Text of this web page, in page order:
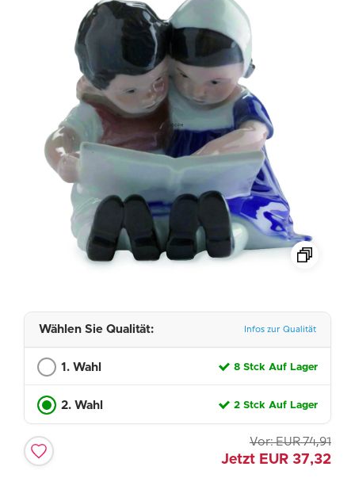
Wählen Sie Qualität: Infos zur Qualität
1. Wahl 8 Stck Auf Lager
2. Wahl 2 Stck Auf Lager
Vor: EUR 74,91
Jetzt EUR 37,32